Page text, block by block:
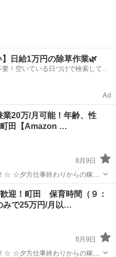
】日給1万円の除草作業🌿
！空いている日づけで検索して即
Ad
業20万/月可能！年齢、性
町田【Amazon …
8月9日
☆ ☆夕方仕事終わりからの稼
！☆ ☆雇われない働き方、自由な
めましょう！☆ 個人事業
迎！町田 保育時間（９：
みで25万円/月以…
8月9日
☆ ☆夕方仕事終わりからの稼